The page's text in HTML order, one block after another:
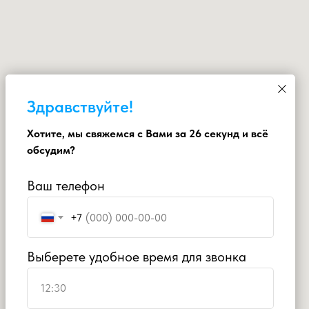
Здравствуйте!
Хотите, мы свяжемся с Вами за 26 секунд и всё
обсудим?
Ваш телефон
+7
Выберете удобное время для звонка
12:30